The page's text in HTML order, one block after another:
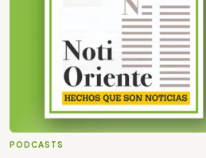
PODCASTS